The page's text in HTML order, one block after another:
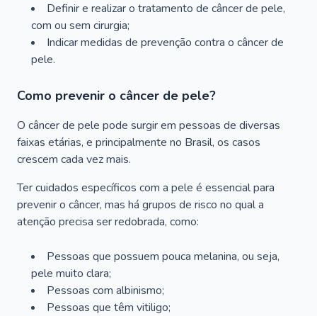
Definir e realizar o tratamento de câncer de pele,
com ou sem cirurgia;
Indicar medidas de prevenção contra o câncer de
pele.
Como prevenir o câncer de pele?
O câncer de pele pode surgir em pessoas de diversas
faixas etárias, e principalmente no Brasil, os casos
crescem cada vez mais.
Ter cuidados específicos com a pele é essencial para
prevenir o câncer, mas há grupos de risco no qual a
atenção precisa ser redobrada, como:
Pessoas que possuem pouca melanina, ou seja,
pele muito clara;
Pessoas com albinismo;
Pessoas que têm vitiligo;